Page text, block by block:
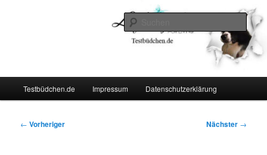
Testbüdchen.de Impressum Datenschutzerklärung
Beitragsnavigation
← Vorheriger Nächster →